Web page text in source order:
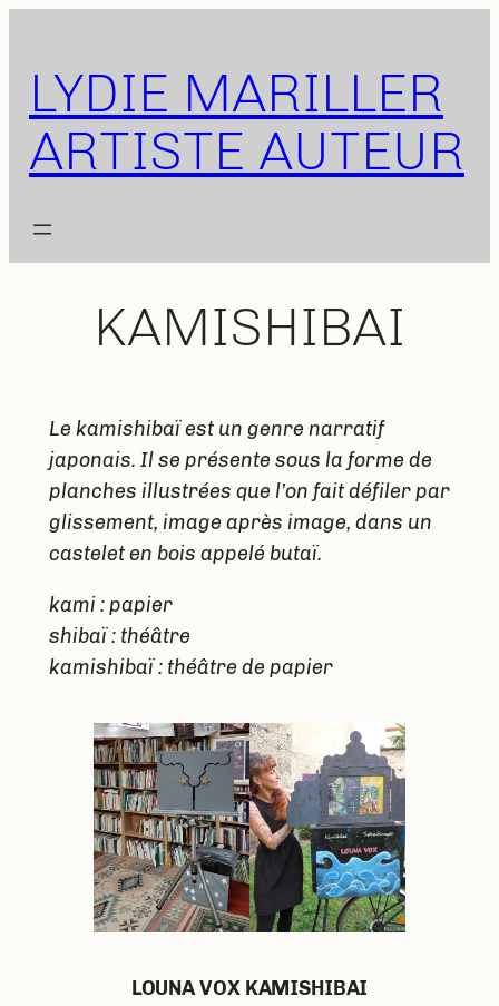
contenu
LYDIE MARILLER
ARTISTE AUTEUR
KAMISHIBAI
Le kamishibaï est un genre narratif
japonais. Il se présente sous la forme de
planches illustrées que l’on fait défiler par
glissement, image après image, dans un
castelet en bois appelé butaï.
kami : papier
shibaï : théâtre
kamishibaï : théâtre de papier
LOUNA VOX KAMISHIBAI